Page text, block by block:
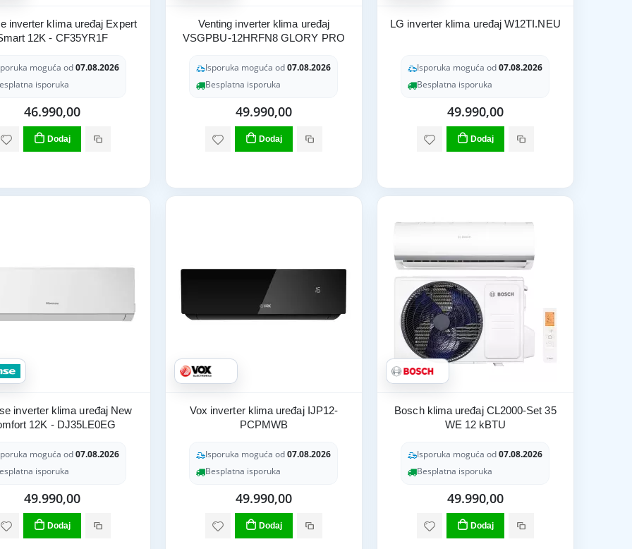
inverter klima uređaj Expert
12K - CF35YR1F
moguća od07.08.2026
isporuka
46.990,00
Dodaj
Venting inverter klima uređaj
VSGPBU-12HRFN8 GLORY PRO
Isporuka moguća od07.08.2026
Besplatna isporuka
49.990,00
Dodaj
LG inverter klima uređaj W12TI.NEU
Isporuka moguća od07.08.2026
Besplatna isporuka
49.990,00
Dodaj
inverter klima uređaj New
12K - DJ35LE0EG
moguća od07.08.2026
isporuka
49.990,00
Dodaj
Vox inverter klima uređaj IJP12-
PCPMWB
Isporuka moguća od07.08.2026
Besplatna isporuka
49.990,00
Dodaj
Bosch klima uređaj CL2000-Set 35
WE 12 kBTU
Isporuka moguća od07.08.2026
Besplatna isporuka
49.990,00
Dodaj